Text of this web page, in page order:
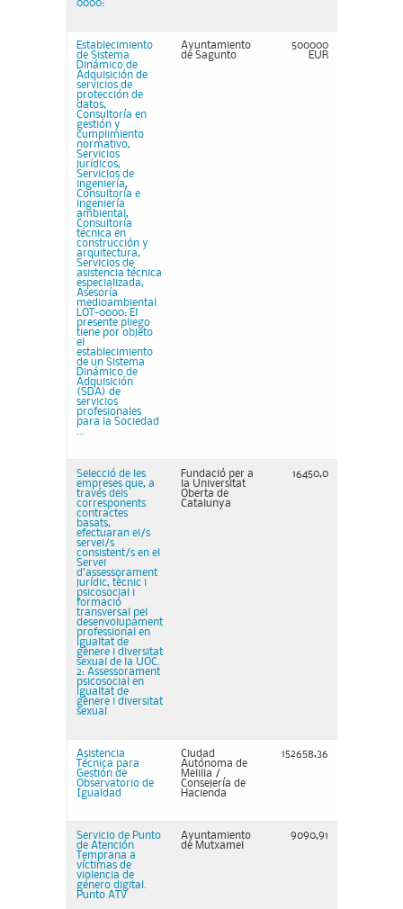
0000:
Establecimiento
de Sistema
Dinámico de
Adquisición de
servicios de
protección de
datos,
Consultoría en
gestión y
cumplimiento
normativo,
Servicios
jurídicos,
Servicios de
ingeniería,
Consultoría e
ingeniería
ambiental,
Consultoría
técnica en
construcción y
arquitectura,
Servicios de
asistencia técnica
especializada,
Asesoría
medioambiental
LOT-0000: El
presente pliego
tiene por objeto
el
establecimiento
de un Sistema
Dinámico de
Adquisición
(SDA) de
servicios
profesionales
para la Sociedad
Ayuntamiento
de Sagunto
500000
EUR
Selecció de les
empreses que, a
través dels
corresponents
contractes
basats,
efectuaran el/s
servei/s
consistent/s en el
Servei
d’assessorament
jurídic, tècnic i
psicosocial i
formació
transversal pel
desenvolupament
professional en
igualtat de
gènere i diversitat
sexual de la UOC.
2: Assessorament
psicosocial en
igualtat de
gènere i diversitat
sexual
Fundació per a
la Universitat
Oberta de
Catalunya
16450,0
Asistencia
Técnica para
Gestión de
Observatorio de
Igualdad
Ciudad
Autónoma de
Melilla /
Consejería de
Hacienda
152658,36
Servicio de Punto
de Atención
Temprana a
víctimas de
violencia de
género digital.
Punto ATV
Ayuntamiento
de Mutxamel
9090,91